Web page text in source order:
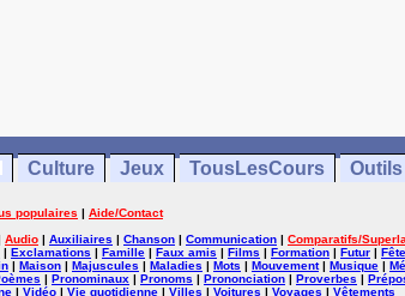
Culture Jeux TousLesCours Outils
populaires | Aide/Contact
Audio | Auxiliaires | Chanson | Communication | Comparatifs/
| Exclamations | Famille | Faux amis | Films | Formation | Futur |
| Maison | Majuscules | Maladies | Mots | Mouvement| Musique |
| Pronominaux | Pronoms | Prononciation | Proverbes |
| Vidéo | Vie quotidienne | Villes | Voitures | Voyages | Vêtements